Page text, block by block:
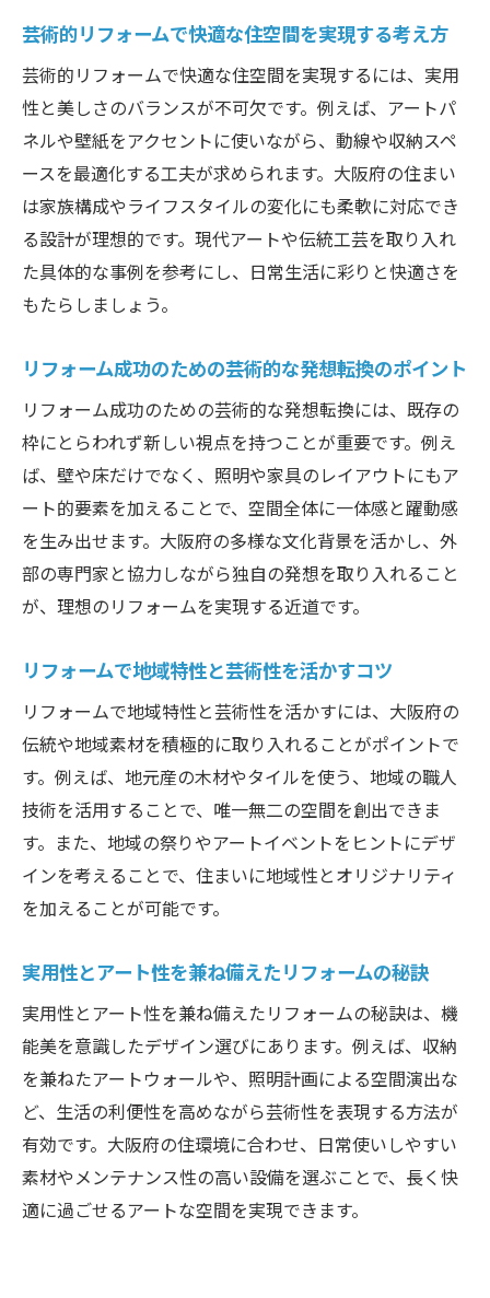
の変化
芸術的なリフォームで心地よい暮らしを叶
える理由
リフォームが住まいの印象を一新する芸術
的効果
大阪府で感じる芸術的リフォームの価値と
は
大阪府で芸術的なリフォームを選ぶメリッ
ト
芸術性重視のリフォームが大阪府で人気の
理由
リフォーム市場で注目される芸術的デザイ
ン
理想を叶える大阪府のリフォーム提案の特
徴
大阪府リフォームの最新トレンドと実例を紹介
リフォームで注目される最新芸術トレンド
を解説
大阪府で話題の芸術的リフォーム実例に注
目
リフォーム業界で進化する芸術的デザイン
芸術性を取り入れたリフォームの流行ポイ
ント
大阪府のリフォーム事例から学ぶ芸術的工
夫
リフォームで叶える最先端の芸術的空間
大阪府でのリフォーム事例を徹底解説
芸術的リフォーム事例から学ぶ成功の要素
大阪府で実際に行われたリフォームを深掘
芸術的リフォームで快適な住空間を実現する考え方
芸術的リフォームで快適な住空間を実現するには、実用
性と美しさのバランスが不可欠です。例えば、アートパ
ネルや壁紙をアクセントに使いながら、動線や収納スペ
ースを最適化する工夫が求められます。大阪府の住まい
は家族構成やライフスタイルの変化にも柔軟に対応でき
る設計が理想的です。現代アートや伝統工芸を取り入れ
た具体的な事例を参考にし、日常生活に彩りと快適さを
もたらしましょう。
リフォーム成功のための芸術的な発想転換のポイント
リフォーム成功のための芸術的な発想転換には、既存の
枠にとらわれず新しい視点を持つことが重要です。例え
ば、壁や床だけでなく、照明や家具のレイアウトにもア
ート的要素を加えることで、空間全体に一体感と躍動感
を生み出せます。大阪府の多様な文化背景を活かし、外
部の専門家と協力しながら独自の発想を取り入れること
が、理想のリフォームを実現する近道です。
リフォームで地域特性と芸術性を活かすコツ
リフォームで地域特性と芸術性を活かすには、大阪府の
伝統や地域素材を積極的に取り入れることがポイントで
す。例えば、地元産の木材やタイルを使う、地域の職人
技術を活用することで、唯一無二の空間を創出できま
す。また、地域の祭りやアートイベントをヒントにデザ
インを考えることで、住まいに地域性とオリジナリティ
を加えることが可能です。
実用性とアート性を兼ね備えたリフォームの秘訣
実用性とアート性を兼ね備えたリフォームの秘訣は、機
能美を意識したデザイン選びにあります。例えば、収納
を兼ねたアートウォールや、照明計画による空間演出な
ど、生活の利便性を高めながら芸術性を表現する方法が
有効です。大阪府の住環境に合わせ、日常使いしやすい
素材やメンテナンス性の高い設備を選ぶことで、長く快
適に過ごせるアートな空間を実現できます。